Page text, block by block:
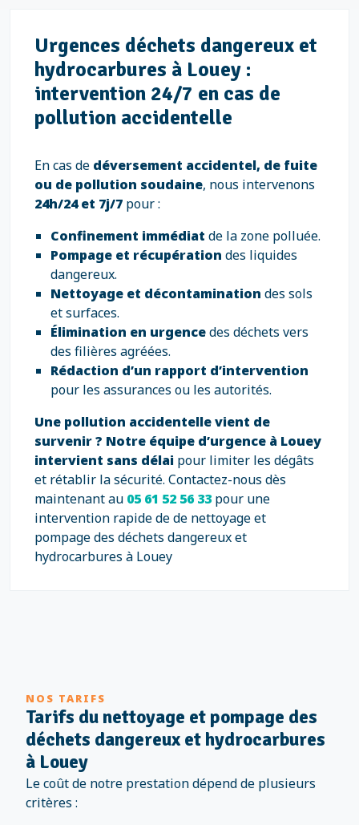
Urgences déchets dangereux et
hydrocarbures à Louey :
intervention 24/7 en cas de
pollution accidentelle
En cas de déversement accidentel, de fuite
ou de pollution soudaine, nous intervenons
24h/24 et 7j/7 pour :
Confinement immédiat de la zone polluée.
Pompage et récupération des liquides
dangereux.
Nettoyage et décontamination des sols
et surfaces.
Élimination en urgencedes déchets vers
des filières agréées.
Rédaction d’un rapport d’intervention
pour les assurances ou les autorités.
Une pollution accidentelle vient de
survenir ? Notre équipe d’urgence à Louey
intervient sans délai pour limiter les dégâts
et rétablir la sécurité. Contactez-nous dès
maintenant au 05 61 52 56 33 pour une
intervention rapide de de nettoyage et
pompage des déchets dangereux et
hydrocarbures à Louey
NOS TARIFS
Tarifs du nettoyage et pompage des
déchets dangereux et hydrocarbures
à Louey
Le coût de notre prestation dépend de plusieurs
critères :